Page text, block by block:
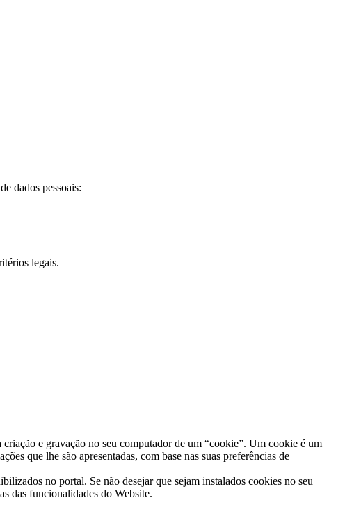
dados pessoais:
legais.
e gravação no seu computador de um “cookie”. Um cookie é um
que lhe são apresentadas, com base nas suas preferências de
no portal. Se não desejar que sejam instalados cookies no seu
das funcionalidades do Website.